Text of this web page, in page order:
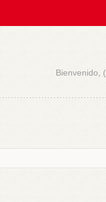
Bienvenido, (